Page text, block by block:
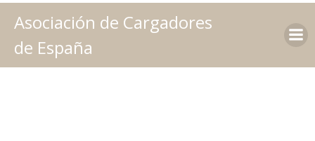
Saltar
al
Asociación de Cargadores
de España